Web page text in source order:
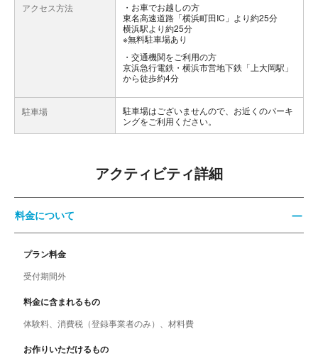
アクセス方法
お車でお越しの方
東名高速道路「横浜町田IC」より約25分
横浜駅より約25分
※無料駐車場あり
交通機関をご利用の方
京浜急行電鉄・横浜市営地下鉄「上大岡駅」
から徒歩約4分
駐車場
駐車場はございませんので、お近くのパーキ
ングをご利用ください。
アクティビティ詳細
料金について
プラン料金
受付期間外
料金に含まれるもの
体験料、消費税（登録事業者のみ）、材料費
お作りいただけるもの